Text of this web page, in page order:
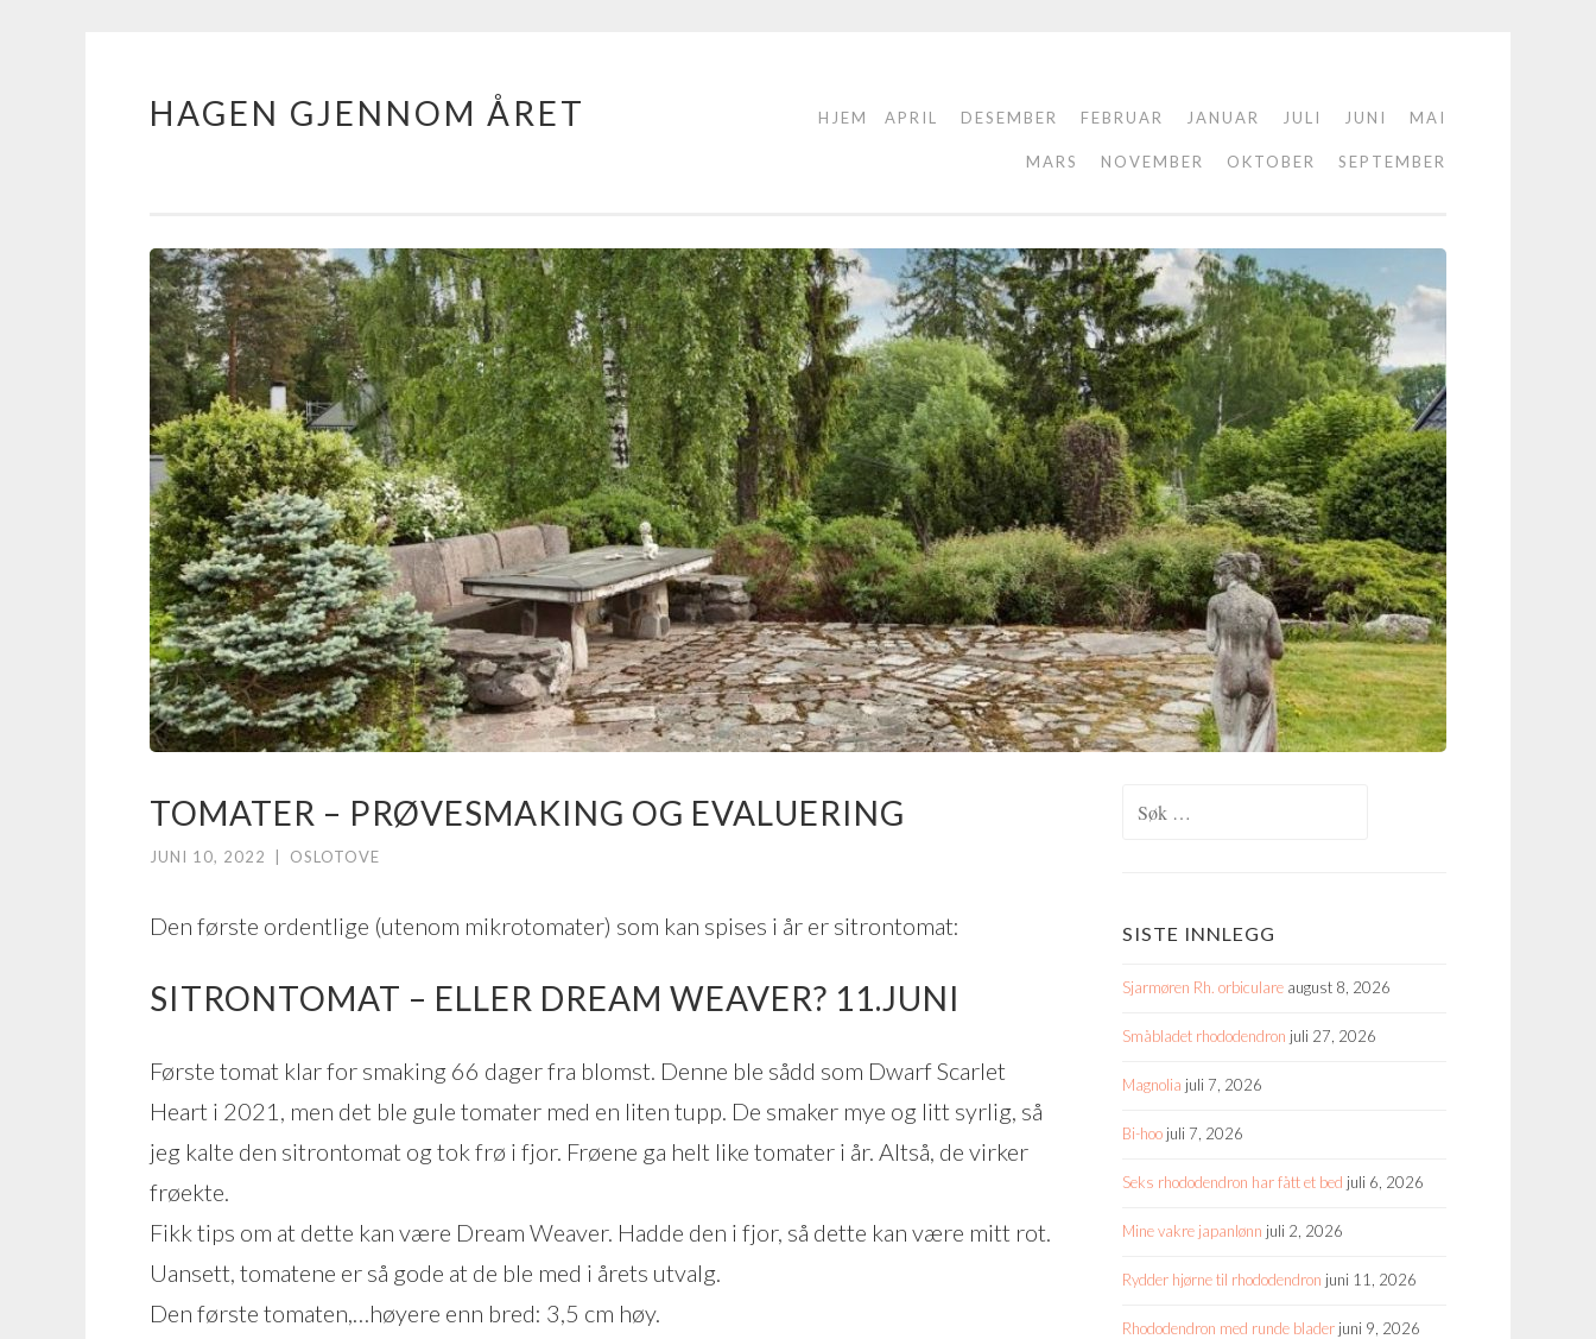
Skip
HAGEN GJENNOM ÅRET HJEM APRIL DESEMBER FEBRUAR JANUAR JULI JUNI MAI
MARS NOVEMBER OKTOBER SEPTEMBER
TOMATER – PRØVESMAKING OG EVALUERING
JUNI 10, 2022 OSLOTOVE
Den første ordentlige (utenom mikrotomater) som kan spises i år er sitrontomat:
SITRONTOMAT – ELLER DREAM WEAVER? 11.JUNI
Første tomat klar for smaking 66 dager fra blomst. Denne ble sådd som Dwarf Scarlet
Heart i 2021, men det ble gule tomater med en liten tupp. De smaker mye og litt syrlig, så
jeg kalte den sitrontomat og tok frø i fjor. Frøene ga helt like tomater i år. Altså, de virker
frøekte.
Fikk tips om at dette kan være Dream Weaver. Hadde den i fjor, så dette kan være mitt rot.
Uansett, tomatene er så gode at de ble med i årets utvalg.
Den første tomaten,…høyere enn bred: 3,5 cm høy.
SISTE INNLEGG
Sjarmøren Rh. orbiculare august 8, 2026
Småbladet rhododendron juli 27, 2026
Magnolia juli 7, 2026
Bi-hoo juli 7, 2026
Seks rhododendron har fått et bed juli 6, 2026
Mine vakre japanlønn juli 2, 2026
Rydder hjørne til rhododendron juni 11, 2026
Rhododendron med runde blader juni 9, 2026